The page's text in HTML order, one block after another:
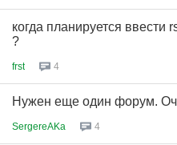
когда планируется ввести
?
frst 4
Нужен еще один форум.
SergereAKa 4